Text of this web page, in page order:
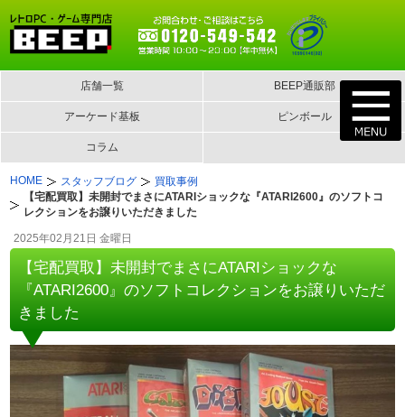
店舗一覧 BEEP通販部
アーケード基板 ピンボール
コラム
HOME スタッフブログ
買取事例
【宅配買取】未開封でまさにATARIショックな『ATARI2600』のソフトコ
レクションをお譲りいただきました
2025年02月21日 金曜日
【宅配買取】未開封でまさにATARIショックな
『ATARI2600』のソフトコレクションをお譲りいただ
きました